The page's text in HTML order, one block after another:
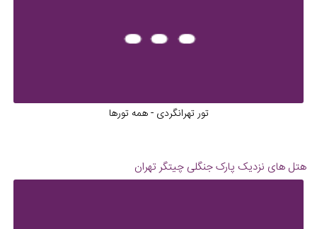
تور تهرانگردی - همه تورها
هتل های نزدیک پارک جنگلی چیتگر تهران